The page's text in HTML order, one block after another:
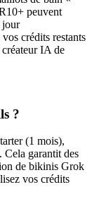
peuvent
jour
crédits restants
IA de
?
(1 mois),
Cela garantit des
de bikinis Grok
vos crédits